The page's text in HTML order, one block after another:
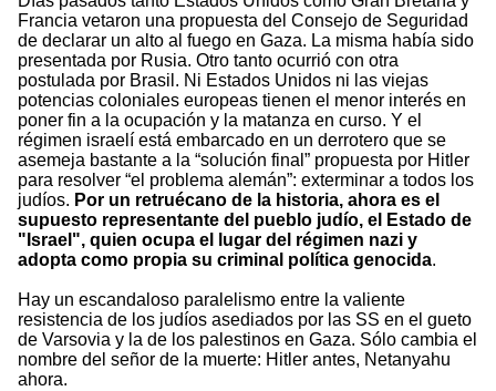
Francia vetaron una propuesta del Consejo de Seguridad
de declarar un alto al fuego en Gaza. La misma había sido
presentada por Rusia. Otro tanto ocurrió con otra
postulada por Brasil. Ni Estados Unidos ni las viejas
potencias coloniales europeas tienen el menor interés en
poner fin a la ocupación y la matanza en curso. Y el
régimen israelí está embarcado en un derrotero que se
asemeja bastante a la “solución final” propuesta por Hitler
para resolver “el problema alemán”: exterminar a todos los
judíos. Por un retruécano de la historia, ahora es el
supuesto representante del pueblo judío, el Estado de
"Israel", quien ocupa el lugar del régimen nazi y
adopta como propia su criminal política genocida.
Hay un escandaloso paralelismo entre la valiente
resistencia de los judíos asediados por las SS en el gueto
de Varsovia y la de los palestinos en Gaza. Sólo cambia el
nombre del señor de la muerte: Hitler antes, Netanyahu
ahora.